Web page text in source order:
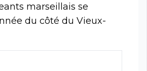
marseillais se
du côté du Vieux-